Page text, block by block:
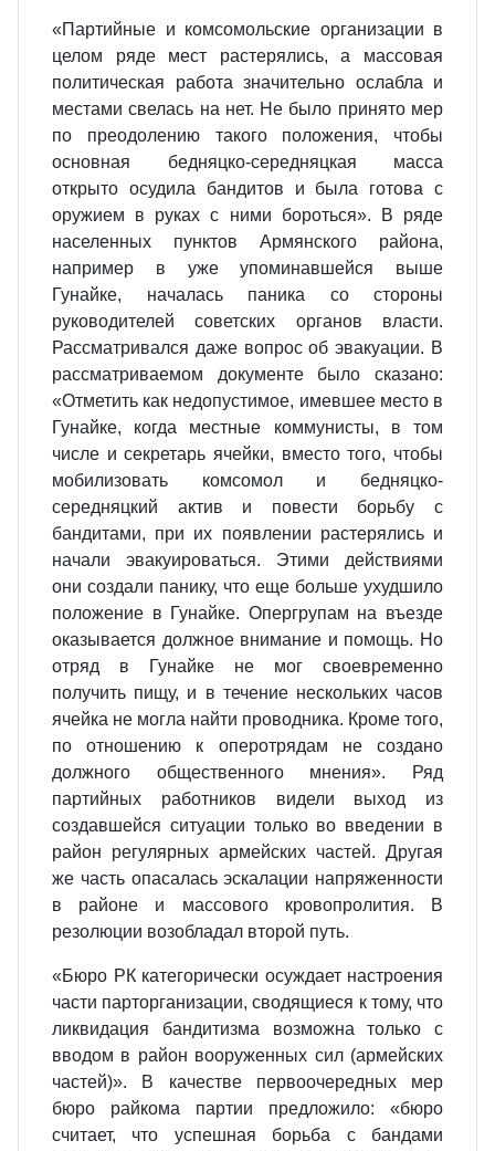
«Партийные и комсомольские организации в
целом ряде мест растерялись, а массовая
политическая работа значительно ослабла и
местами свелась на нет. Не было принято мер
по преодолению такого положения, чтобы
основная бедняцко-середняцкая масса
открыто осудила бандитов и была готова с
оружием в руках с ними бороться». В ряде
населенных пунктов Армянского района,
например в уже упоминавшейся выше
Гунайке, началась паника со стороны
руководителей советских органов власти.
Рассматривался даже вопрос об эвакуации. В
рассматриваемом документе было сказано:
«Отметить как недопустимое, имевшее место в
Гунайке, когда местные коммунисты, в том
числе и секретарь ячейки, вместо того, чтобы
мобилизовать комсомол и бедняцко-
середняцкий актив и повести борьбу с
бандитами, при их появлении растерялись и
начали эвакуироваться. Этими действиями
они создали панику, что еще больше ухудшило
положение в Гунайке. Опергрупам на въезде
оказывается должное внимание и помощь. Но
отряд в Гунайке не мог своевременно
получить пищу, и в течение нескольких часов
ячейка не могла найти проводника. Кроме того,
по отношению к оперотрядам не создано
должного общественного мнения». Ряд
партийных работников видели выход из
создавшейся ситуации только во введении в
район регулярных армейских частей. Другая
же часть опасалась эскалации напряженности
в районе и массового кровопролития. В
резолюции возобладал второй путь.
«Бюро РК категорически осуждает настроения
части парторганизации, сводящиеся к тому, что
ликвидация бандитизма возможна только с
вводом в район вооруженных сил (армейских
частей)». В качестве первоочередных мер
бюро райкома партии предложило: «бюро
считает, что успешная борьба с бандами